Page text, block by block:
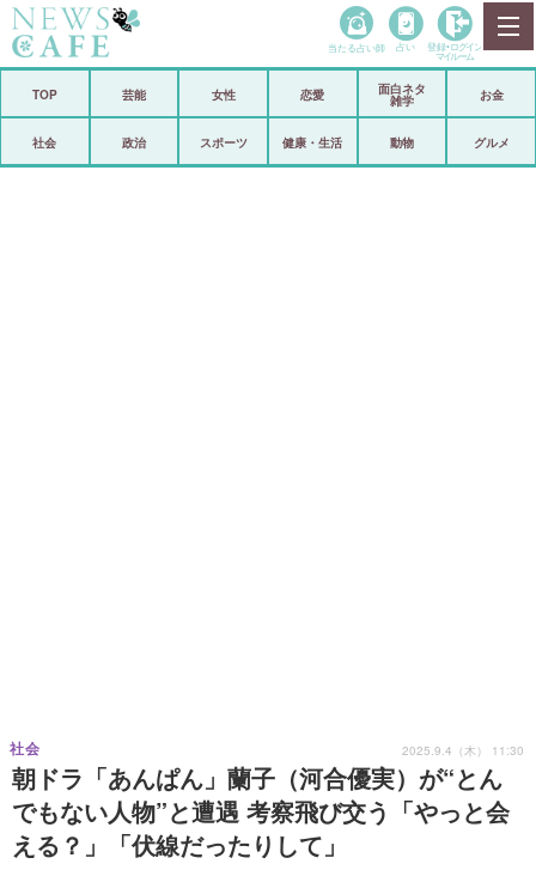
政治
当たる占い師 占い 登録• ログイン
マイルーム
TOP 芸能 女性 恋愛
面白ネタ
雑学
お金
社会 政治 スポーツ 健康・生活 動物 グルメ
朝ドラ「あんぱん」蘭子（河合優実）が“とん
でもない人物”と遭遇 考察飛び交う「やっと会
える？」「伏線だったりして」
社会 2025.9.4（木） 11:30